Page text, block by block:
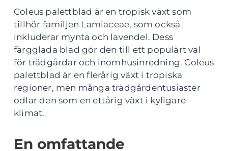
Coleus palettblad är en tropisk växt som
tillhör familjen Lamiaceae, som också
inkluderar mynta och lavendel. Dess
färgglada blad gör den till ett populärt val
för trädgårdar och inomhusinredning. Coleus
palettblad är en flerårig växt i tropiska
regioner, men många trädgårdentusiaster
odlar den som en ettårig växt i kyligare
klimat.
En omfattande